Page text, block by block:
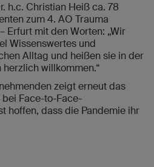
h.c. Christian Heiß ca. 78
zum 4. AO Trauma
Erfurt mit den Worten: „Wir
Wissenswertes und
Alltag und heißen sie in der
willkommen.“
zeigt erneut das
Face-to-Face-
hoffen, dass die Pandemie ihr